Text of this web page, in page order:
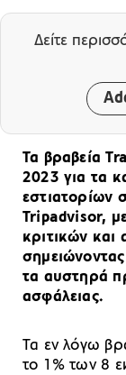
Δείτε
Τα βραβεία
2023 για τα
εστιατορίων
Tripadvisor,
κριτικών
τα αυστηρά
ασφάλειας.
Τα εν λόγω
το 1% των 8